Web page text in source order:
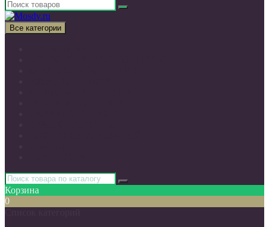
Все категории
Корзина
0